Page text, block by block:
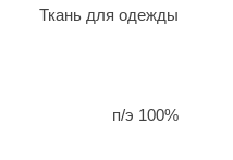
Ткань для одежды
п/э 100%